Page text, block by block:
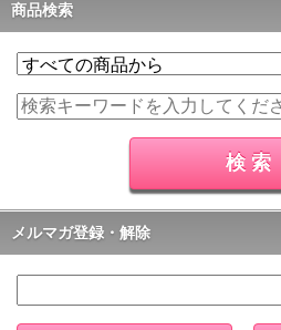
商品検索
メルマガ登録・解除